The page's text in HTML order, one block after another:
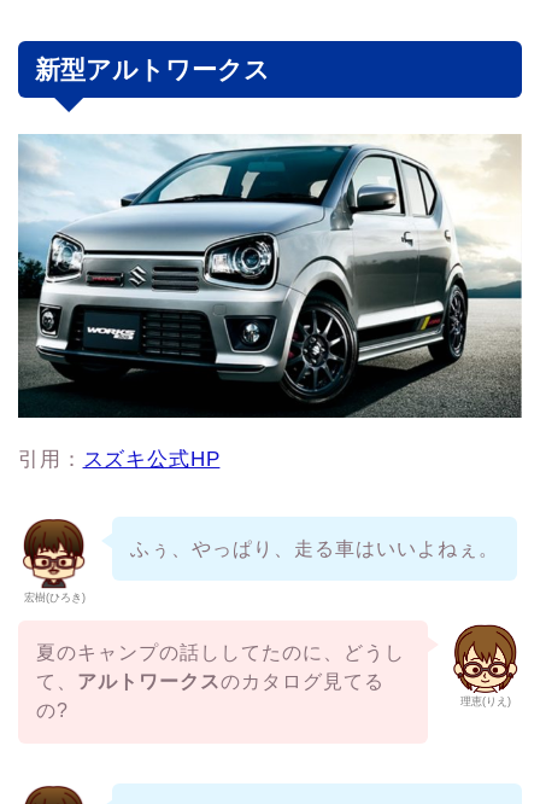
新型アルトワークス
引用： スズキ公式HP
宏樹(ひろき)
ふぅ、やっぱり、走る車はいいよねぇ。
理恵(りえ)
夏のキャンプの話ししてたのに、どうし
て、 アルトワークスのカタログ見てる
の?